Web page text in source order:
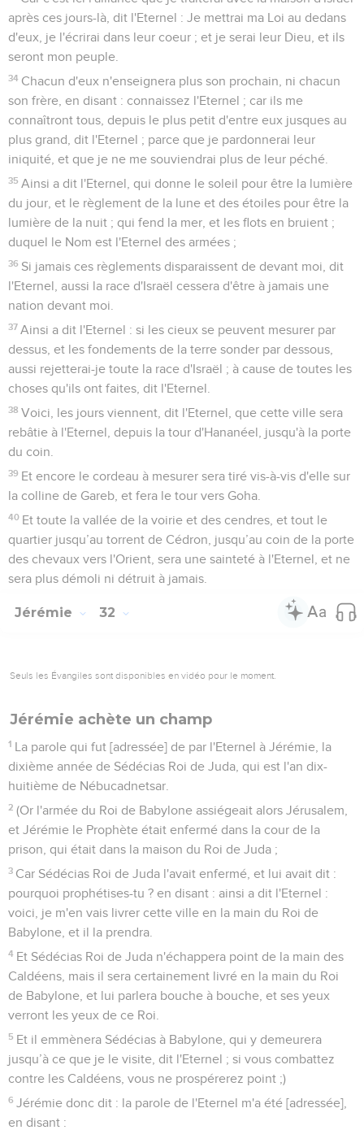
après ces jours-là, dit l'Eternel : Je mettrai ma Loi au dedans
d'eux, je l'écrirai dans leur coeur ; et je serai leur Dieu, et ils
seront mon peuple.
34 Chacun d'eux n'enseignera plus son prochain, ni chacun
son frère, en disant : connaissez l'Eternel ; car ils me
connaîtront tous, depuis le plus petit d'entre eux jusques au
plus grand, dit l'Eternel ; parce que je pardonnerai leur
iniquité, et que je ne me souviendrai plus de leur péché.
35 Ainsi a dit l'Eternel, qui donne le soleil pour être la lumière
du jour, et le règlement de la lune et des étoiles pour être la
lumière de la nuit ; qui fend la mer, et les flots en bruient ;
duquel le Nom est l'Eternel des armées ;
36 Si jamais ces règlements disparaissent de devant moi, dit
l'Eternel, aussi la race d'Israël cessera d'être à jamais une
nation devant moi.
37 Ainsi a dit l'Eternel : si les cieux se peuvent mesurer par
dessus, et les fondements de la terre sonder par dessous,
aussi rejetterai-je toute la race d'Israël ; à cause de toutes les
choses qu'ils ont faites, dit l'Eternel.
38 Voici, les jours viennent, dit l'Eternel, que cette ville sera
rebâtie à l'Eternel, depuis la tour d'Hananéel, jusqu'à la porte
du coin.
39 Et encore le cordeau à mesurer sera tiré vis-à-vis d'elle sur
la colline de Gareb, et fera le tour vers Goha.
40 Et toute la vallée de la voirie et des cendres, et tout le
quartier jusqu’au torrent de Cédron, jusqu’au coin de la porte
des chevaux vers l'Orient, sera une sainteté à l'Eternel, et ne
sera plus démoli ni détruit à jamais.
Jérémie 32
Seuls les Évangiles sont disponibles en vidéo pour le moment.
Jérémie achète un champ
1 La parole qui fut [adressée] de par l'Eternel à Jérémie, la
dixième année de Sédécias Roi de Juda, qui est l'an dix-
huitième de Nébucadnetsar.
2 (Or l'armée du Roi de Babylone assiégeait alors Jérusalem,
et Jérémie le Prophète était enfermé dans la cour de la
prison, qui était dans la maison du Roi de Juda ;
3 Car Sédécias Roi de Juda l'avait enfermé, et lui avait dit :
pourquoi prophétises-tu ? en disant : ainsi a dit l'Eternel :
voici, je m'en vais livrer cette ville en la main du Roi de
Babylone, et il la prendra.
4 Et Sédécias Roi de Juda n'échappera point de la main des
Caldéens, mais il sera certainement livré en la main du Roi
de Babylone, et lui parlera bouche à bouche, et ses yeux
verront les yeux de ce Roi.
5 Et il emmènera Sédécias à Babylone, qui y demeurera
jusqu’à ce que je le visite, dit l'Eternel ; si vous combattez
contre les Caldéens, vous ne prospérerez point ;)
6 Jérémie donc dit : la parole de l'Eternel m'a été [adressée],
en disant :